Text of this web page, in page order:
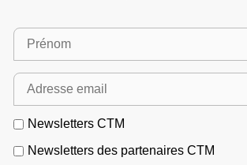
Newsletters CTM
Newsletters des partenaires CTM